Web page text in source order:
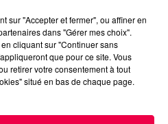
EMISSIONS
sur "Accepter et fermer", ou affiner en
dans "Gérer mes choix".
cliquant sur "Continuer sans
que pour ce site. Vous
retirer votre consentement à tout
situé en bas de chaque page.